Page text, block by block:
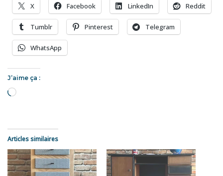
X Facebook LinkedIn Reddit
Tumblr Pinterest Telegram
WhatsApp
J’aime ça :
Articles similaires